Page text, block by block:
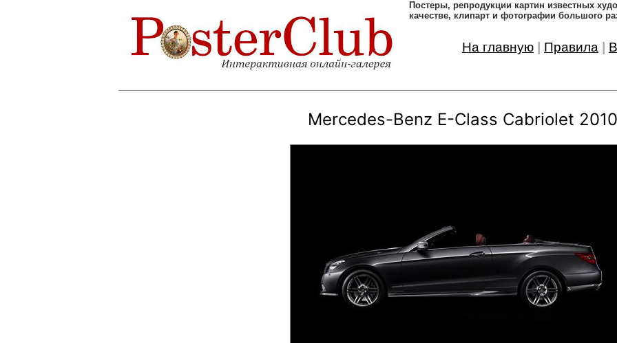
Постеры, pепродукции картин известных
качестве, клипарт и фотографии большого
На главную Правила
Mercedes-Benz E-Class Cabriolet 2010